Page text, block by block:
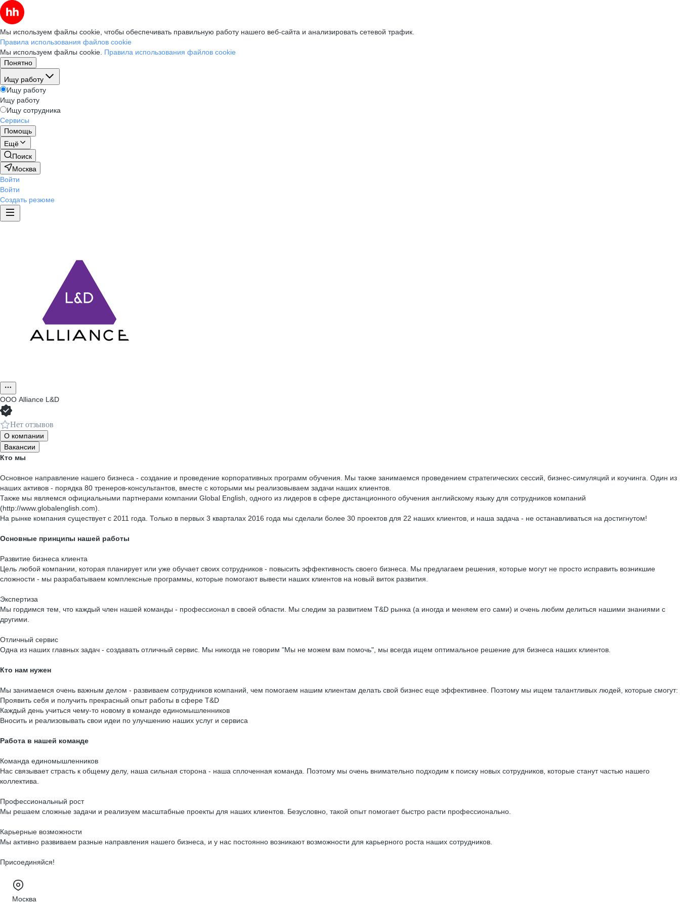
Мы используем файлы cookie, чтобы обеспечивать правильную работу нашего веб-сайта и анализировать сетевой трафик.
Правила использования файлов cookie
Мы используем файлы cookie. Правила использования файлов cookie
Понятно
Ищу работу
Ищу работу
Ищу работу
Ищу сотрудника
Сервисы
Помощь
Ещё
Поиск
Москва
Войти
Войти
Создать резюме
ООО Alliance L&D
Нет отзывов
О компании
Вакансии
Кто мы
Основное направление нашего бизнеса - создание и проведение корпоративных программ обучения. Мы также занимаемся проведением стратегических сессий, бизнес-симуляций и коучинга. Один из
наших активов - порядка 80 тренеров-консультантов, вместе с которыми мы реализовываем задачи наших клиентов.
Также мы являемся официальными партнерами компании Global English, одного из лидеров в сфере дистанционного обучения английскому языку для сотрудников компаний
(http://www.globalenglish.com).
На рынке компания существует с 2011 года. Только в первых 3 кварталах 2016 года мы сделали более 30 проектов для 22 наших клиентов, и наша задача - не останавливаться на достигнутом!
Основные принципы нашей работы
Развитие бизнеса клиента
Цель любой компании, которая планирует или уже обучает своих сотрудников - повысить эффективность своего бизнеса. Мы предлагаем решения, которые могут не просто исправить возникшие
сложности - мы разрабатываем комплексные программы, которые помогают вывести наших клиентов на новый виток развития.
Экспертиза
Мы гордимся тем, что каждый член нашей команды - профессионал в своей области. Мы следим за развитием T&D рынка (а иногда и меняем его сами) и очень любим делиться нашими знаниями с
другими.
Отличный сервис
Одна из наших главных задач - создавать отличный сервис. Мы никогда не говорим "Мы не можем вам помочь", мы всегда ищем оптимальное решение для бизнеса наших клиентов.
Кто нам нужен
Мы занимаемся очень важным делом - развиваем сотрудников компаний, чем помогаем нашим клиентам делать свой бизнес еще эффективнее. Поэтому мы ищем талантливых людей, которые смогут:
Проявить себя и получить прекрасный опыт работы в сфере T&D
Каждый день учиться чему-то новому в команде единомышленников
Вносить и реализовывать свои идеи по улучшению наших услуг и сервиса
Работа в нашей команде
Команда единомышленников
Нас связывает страсть к общему делу, наша сильная сторона - наша сплоченная команда. Поэтому мы очень внимательно подходим к поиску новых сотрудников, которые станут частью нашего
коллектива.
Профессиональный рост
Мы решаем сложные задачи и реализуем масштабные проекты для наших клиентов. Безусловно, такой опыт помогает быстро расти профессионально.
Карьерные возможности
Мы активно развиваем разные направления нашего бизнеса, и у нас постоянно возникают возможности для карьерного роста наших сотрудников.
Присоединяйся!
Москва